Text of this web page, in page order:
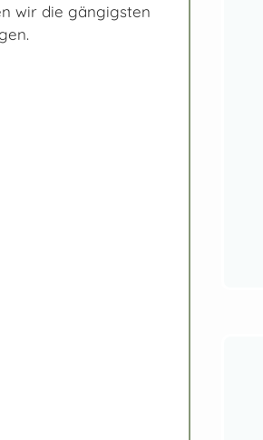
wir die gängigsten